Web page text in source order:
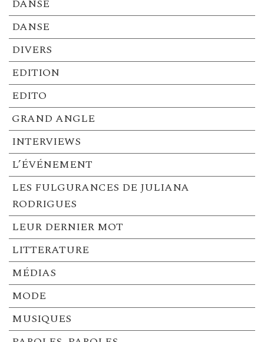
DANSE
DANSE
DIVERS
EDITION
EDITO
GRAND ANGLE
INTERVIEWS
L’ÉVÉNEMENT
LES FULGURANCES DE JULIANA
RODRIGUES
LEUR DERNIER MOT
LITTERATURE
MÉDIAS
MODE
MUSIQUES